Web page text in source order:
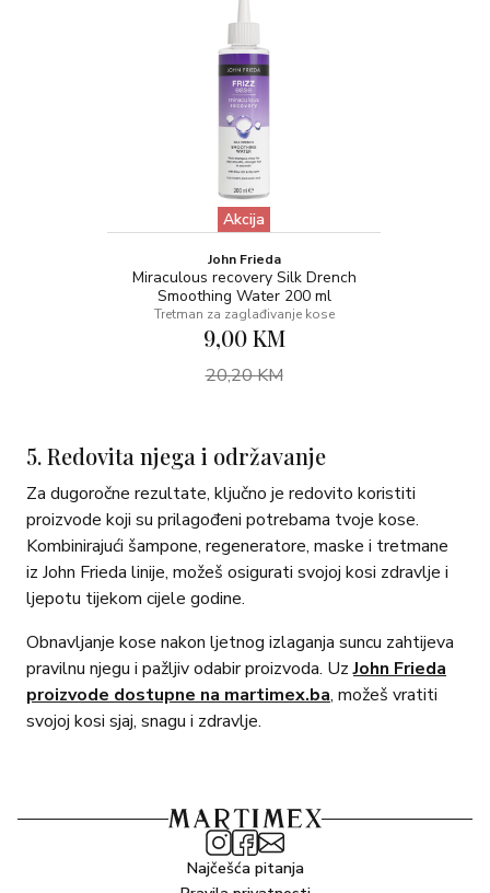
Akcija
John Frieda
Miraculous recovery Silk Drench
Smoothing Water 200 ml
Tretman za zaglađivanje kose
9,00 KM
20,20 KM
5. Redovita njega i održavanje
Za dugoročne rezultate, ključno je redovito koristiti
proizvode koji su prilagođeni potrebama tvoje kose.
Kombinirajući šampone, regeneratore, maske i tretmane
iz John Frieda linije, možeš osigurati svojoj kosi zdravlje i
ljepotu tijekom cijele godine.
Obnavljanje kose nakon ljetnog izlaganja suncu zahtijeva
pravilnu njegu i pažljiv odabir proizvoda. UzJohn Frieda
proizvode dostupne na martimex.ba, možeš vratiti
svojoj kosi sjaj, snagu i zdravlje.
Najčešća pitanja